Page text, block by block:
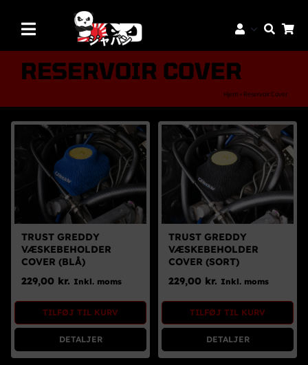
contentToggle
Navigation
Reservedele
Servicedele
K-Truck Dele
Bilpleje
Tilbud
Brugte Dele
Kontakt Os
RESERVOIR COVER
Hjem » Reservoir Cover
TRUST GREDDY
VÆSKEBEHOLDER
COVER (BLÅ)
229,00 kr. Inkl. moms
TILFØJ TIL KURV
DETALJER
TRUST GREDDY
VÆSKEBEHOLDER
COVER (SORT)
229,00 kr. Inkl. moms
TILFØJ TIL KURV
DETALJER